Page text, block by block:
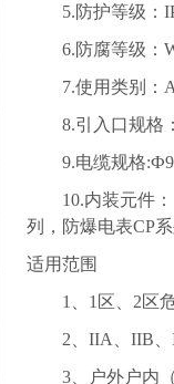
5.防护等级：
6.防腐等级：
7.使用类别：
8.引入口规格：
9.电缆规格
10.内装元件：
列，防爆电表CP
适用范围
1、1区、2区危
2、IIA、IIB、
3、户外户内（